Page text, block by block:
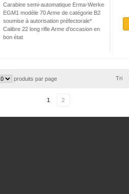
Carabine semi-automatique Erma-Werke
EGM1 modèle 70 Arme de catégorie B2
soumise à autorisation préfectorale*
Calibre 22 long rifle Arme d'occasion en
bon état
Tri
produits par page
1 2